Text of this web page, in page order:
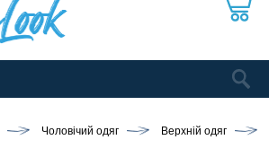
Чоловічий одяг Верхній одяг